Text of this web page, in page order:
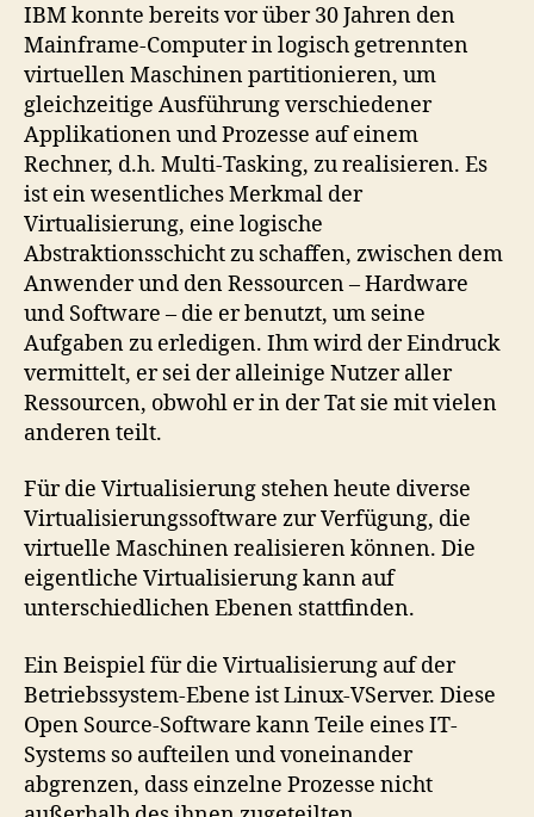
IBM konnte bereits vor über 30 Jahren den
Mainframe-Computer in logisch getrennten
virtuellen Maschinen partitionieren, um
gleichzeitige Ausführung verschiedener
Applikationen und Prozesse auf einem
Rechner, d.h. Multi-Tasking, zu realisieren. Es
ist ein wesentliches Merkmal der
Virtualisierung, eine logische
Abstraktionsschicht zu schaffen, zwischen dem
Anwender und den Ressourcen – Hardware
und Software – die er benutzt, um seine
Aufgaben zu erledigen. Ihm wird der Eindruck
vermittelt, er sei der alleinige Nutzer aller
Ressourcen, obwohl er in der Tat sie mit vielen
anderen teilt.
Für die Virtualisierung stehen heute diverse
Virtualisierungssoftware zur Verfügung, die
virtuelle Maschinen realisieren können. Die
eigentliche Virtualisierung kann auf
unterschiedlichen Ebenen stattfinden.
Ein Beispiel für die Virtualisierung auf der
Betriebssystem-Ebene ist Linux-VServer. Diese
Open Source-Software kann Teile eines IT-
Systems so aufteilen und voneinander
abgrenzen, dass einzelne Prozesse nicht